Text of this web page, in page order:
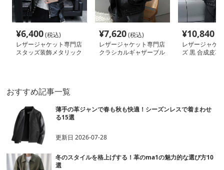
¥6,400(税込)
レザージャケット専門店
スタッズ装飾メタリック
¥7,620(税込)
レザージャケット専門店
クラシカルギャザーブル
¥10,840
レザージャケ
ズ 黒 合成皮革
おすすめ記事一覧
薄手の革ジャンで春も秋も快適！シーズンレスで着まわせ
る15選
更新日2026-07-28
冬のスタイルを格上げする！革のma1の魅力的な選び方10
選